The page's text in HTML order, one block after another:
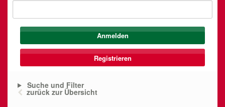
Registrieren
Suche und Filter
zurück zur Übersicht